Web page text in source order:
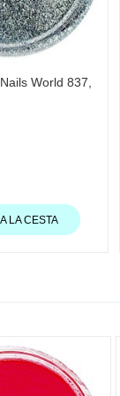
World 837,
LA CESTA